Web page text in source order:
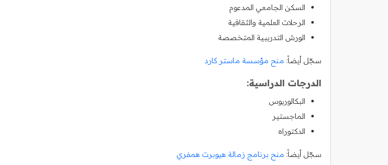
السكن الجامعي المدعوم
الرحلات العلمية والثقافية
الورش التدريبية المتخصصة
سجّل أيضاً: منح مؤسسة ماستر كارد
الدرجات الدراسية:
البكالوريوس
الماجستير
الدكتوراه
سجّل أيضاً: منح برنامج زمالة هيوبرت همفري